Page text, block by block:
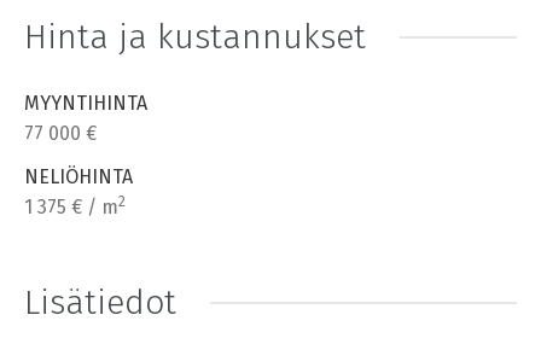
Hinta ja kustannukset
MYYNTIHINTA
77 000 €
NELIÖHINTA
1 375 € / m2
Lisätiedot